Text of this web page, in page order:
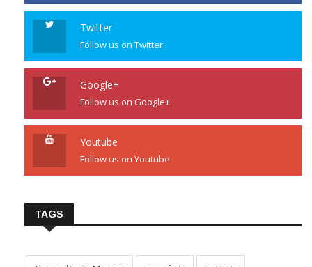
Twitter
Follow us on Twitter
Google+
Follow us on Google+
Youtube
Follow us on Youtube
TAGS